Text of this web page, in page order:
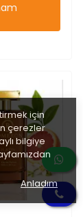
için
çerezler
bilgiye
Anladım